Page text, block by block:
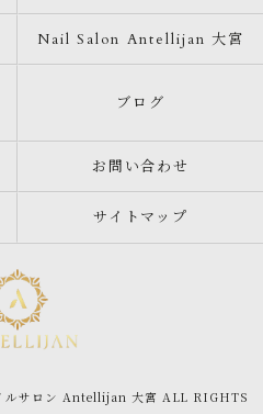
Nail Salon Antellijan 大宮
ブログ
お問い合わせ
サイトマップ
ルサロン Antellijan 大宮 ALL RIGHTS